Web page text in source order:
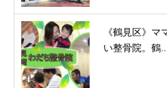
《鶴見区》
い整骨院。鶴...